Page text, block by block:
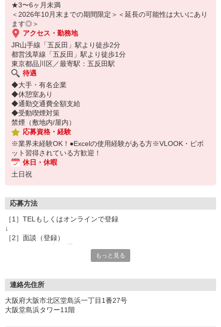
★3〜6ヶ月未満
＜2026年10月末までの期間限定＞＜延長の可能性は大いにあり
ます◎＞
アクセス・勤務地
JR山手線「五反田」駅より徒歩2分
都営浅草線「五反田」駅より徒歩1分
東京都品川区／最寄駅：五反田駅
待遇
◆大手・有名企業
◆休憩室あり
◆通勤交通費全額支給
◆受動喫煙対策
禁煙（敷地内/屋内）
応募資格・経験
※業界未経験OK！●Excelの使用経験がある方※VLOOK・ピボ
ット習得されている方歓迎！
休日・休暇
土日祝
応募方法
［1］TELもしくはオンラインで登録
↓
［2］面談（登録）
［3］お仕事の紹介
ご希望条件に合うお仕事があればその他のお仕事もご紹介
↓
もっと見る
連絡先住所
大阪府大阪市北区堂島浜一丁目1番27号
大阪堂島浜タワー11階